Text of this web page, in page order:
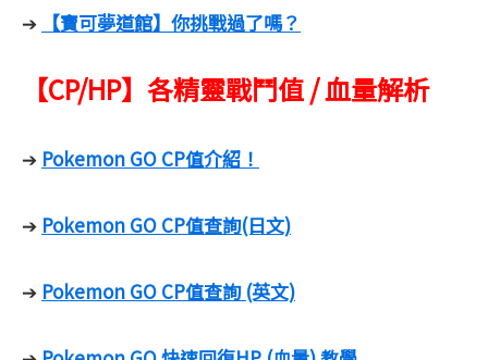
➔ 【寶可夢道館】你挑戰過了嗎？
【CP/HP】各精靈戰鬥值 / 血量解析
➔ Pokemon GO CP值介紹！
➔ Pokemon GO CP值查詢(日文)
➔ Pokemon GO CP值查詢 (英文)